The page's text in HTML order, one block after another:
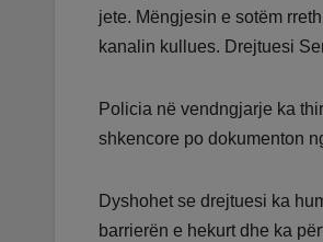
jete. Mëngjesin e sotëm
kanalin kullues. Drejtuesi
Policia në vendngjarje ka
shkencore po dokumenton
Dyshohet se drejtuesi ka
barrierën e hekurt dhe ka